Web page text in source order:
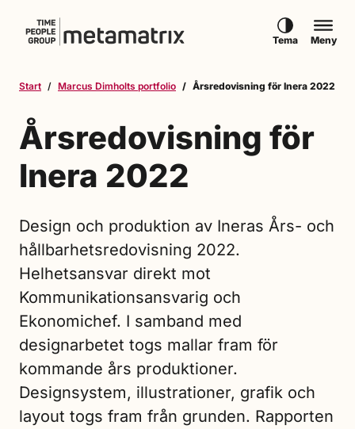
Hoppa till innehåll
Tema Meny
Start Marcus Dimholts portfolio Årsredovisning för Inera 2022
Årsredovisning för
Inera 2022
Design och produktion av Ineras Års- och
hållbarhetsredovisning 2022.
Helhetsansvar direkt mot
Kommunikationsansvarig och
Ekonomichef. I samband med
designarbetet togs mallar fram för
kommande års produktioner.
Designsystem, illustrationer, grafik och
layout togs fram från grunden. Rapporten